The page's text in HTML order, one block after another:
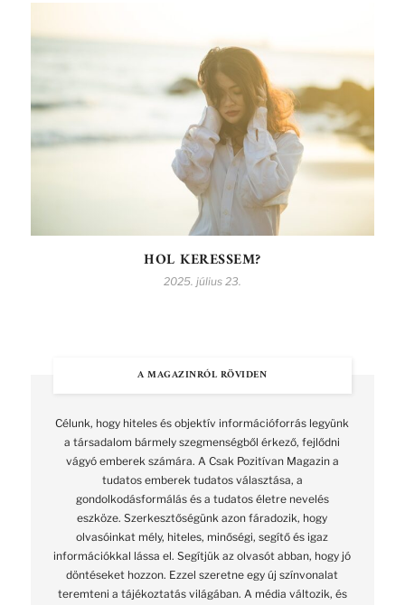
HOL KERESSEM?
2025. július 23.
A MAGAZINRÓL RÖVIDEN
Célunk, hogy hiteles és objektív információforrás legyünk
a társadalom bármely szegmenségből érkező, fejlődni
vágyó emberek számára. A Csak Pozitívan Magazin a
tudatos emberek tudatos választása, a
gondolkodásformálás és a tudatos életre nevelés
eszköze. Szerkesztőségünk azon fáradozik, hogy
olvasóinkat mély, hiteles, minőségi, segítő és igaz
információkkal lássa el. Segítjük az olvasót abban, hogy jó
döntéseket hozzon. Ezzel szeretne egy új színvonalat
teremteni a tájékoztatás világában. A média változik, és